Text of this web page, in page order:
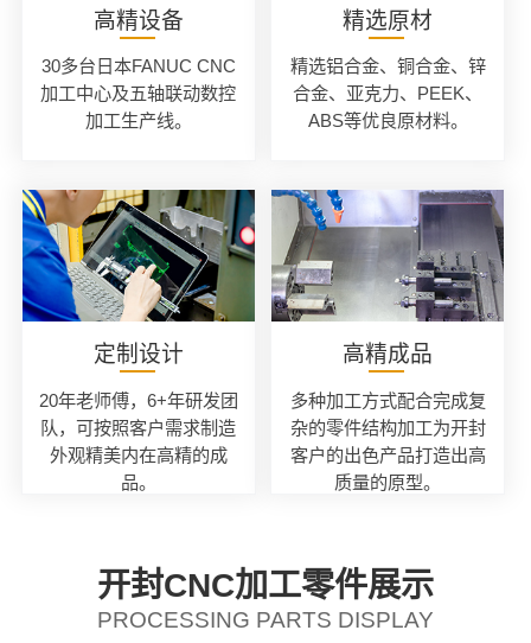
高精设备
30多台日本FANUC CNC
加工中心及五轴联动数控
加工生产线。
精选原材
精选铝合金、铜合金、锌
合金、亚克力、PEEK、
ABS等优良原材料。
定制设计
20年老师傅，6+年研发团
队，可按照客户需求制造
外观精美内在高精的成
品。
高精成品
多种加工方式配合完成复
杂的零件结构加工为开封
客户的出色产品打造出高
质量的原型。
开封CNC加工零件展示
PROCESSING PARTS DISPLAY